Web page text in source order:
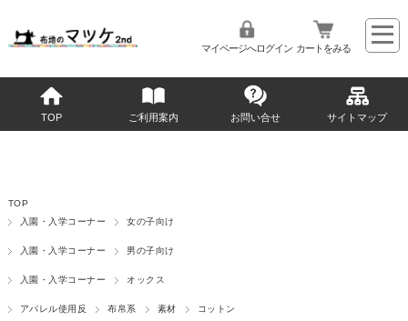
マイページへログイン カートをみる
TOP ご利用案内 お問い合せ サイトマップ
TOP
入園・入学コーナー
女の子向け
入園・入学コーナー 男の子向け
入園・入学コーナー オックス
アパレル使用反 布帛系 素材 コットン